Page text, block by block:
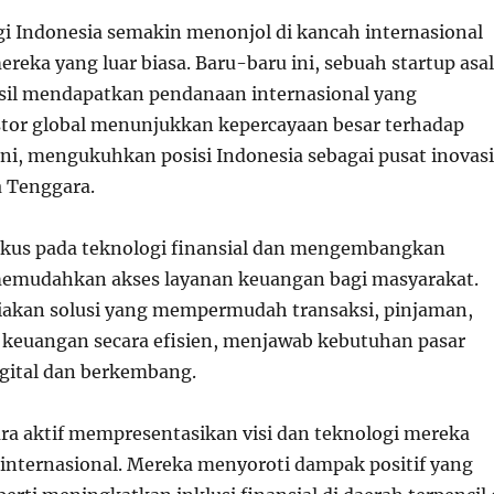
Indonesia semakin menonjol di kancah internasional
yang luar biasa. Baru-baru ini, sebuah startup asal
mendapatkan pendanaan internasional yang
global menunjukkan kepercayaan besar terhadap
mengukuhkan posisi Indonesia sebagai pusat inovasi
pada teknologi finansial dan mengembangkan
akses layanan keuangan bagi masyarakat.
solusi yang mempermudah transaksi, pinjaman,
secara efisien, menjawab kebutuhan pasar
dan berkembang.
aktif mempresentasikan visi dan teknologi mereka
Mereka menyoroti dampak positif yang